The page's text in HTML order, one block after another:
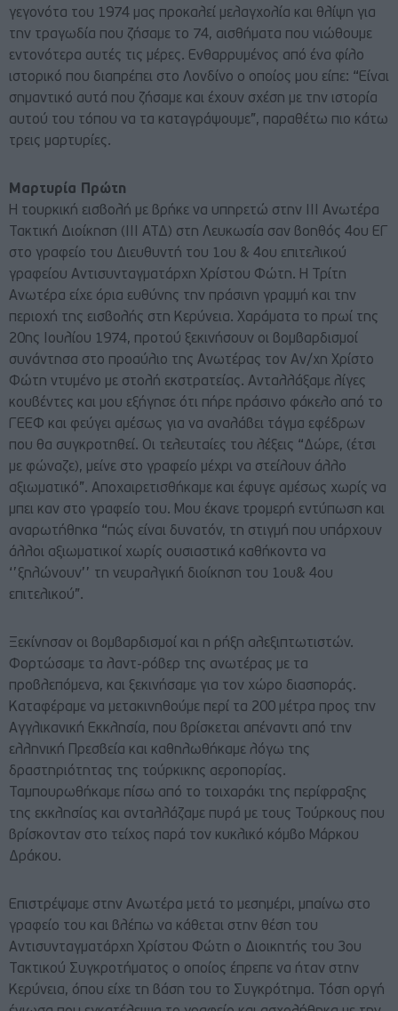
γεγονότα του 1974 μας προκαλεί μελαγχολία και θλίψη για
την τραγωδία που ζήσαμε το 74, αισθήματα που νιώθουμε
εντονότερα αυτές τις μέρες. Ενθαρρυμένος από ένα φίλο
ιστορικό που διαπρέπει στο Λονδίνο ο οποίος μου είπε: “Είναι
σημαντικό αυτά που ζήσαμε και έχουν σχέση με την ιστορία
αυτού του τόπου να τα καταγράψουμε”, παραθέτω πιο κάτω
τρεις μαρτυρίες.
Μαρτυρία Πρώτη
Η τουρκική εισβολή με βρήκε να υπηρετώ στην III Ανωτέρα
Τακτική Διοίκηση (III ΑΤΔ) στη Λευκωσία σαν βοηθός 4ου ΕΓ
στο γραφείο του Διευθυντή του 1ου & 4ου επιτελικού
γραφείου Αντισυνταγματάρχη Χρίστου Φώτη. Η Τρίτη
Ανωτέρα είχε όρια ευθύνης την πράσινη γραμμή και την
περιοχή της εισβολής στη Κερύνεια. Χαράματα το πρωί της
20ης Ιουλίου 1974, προτού ξεκινήσουν οι βομβαρδισμοί
συνάντησα στο προαύλιο της Ανωτέρας τον Αν/χη Χρίστο
Φώτη ντυμένο με στολή εκστρατείας. Ανταλλάξαμε λίγες
κουβέντες και μου εξήγησε ότι πήρε πράσινο φάκελο από το
ΓΕΕΦ και φεύγει αμέσως για να αναλάβει τάγμα εφέδρων
που θα συγκροτηθεί. Οι τελευταίες του λέξεις “Δώρε, (έτσι
με φώναζε), μείνε στο γραφείο μέχρι να στείλουν άλλο
αξιωματικό”. Αποχαιρετισθήκαμε και έφυγε αμέσως χωρίς να
μπει καν στο γραφείο του. Μου έκανε τρομερή εντύπωση και
αναρωτήθηκα “πώς είναι δυνατόν, τη στιγμή που υπάρχουν
άλλοι αξιωματικοί χωρίς ουσιαστικά καθήκοντα να
‘’ξηλώνουν’’ τη νευραλγική διοίκηση του 1ου& 4ου
επιτελικού”.
Ξεκίνησαν οι βομβαρδισμοί και η ρήξη αλεξιπτωτιστών.
Φορτώσαμε τα λαντ-ρόβερ της ανωτέρας με τα
προβλεπόμενα, και ξεκινήσαμε για τον χώρο διασποράς.
Καταφέραμε να μετακινηθούμε περί τα 200 μέτρα προς την
Αγγλικανική Εκκλησία, που βρίσκεται απέναντι από την
ελληνική Πρεσβεία και καθηλωθήκαμε λόγω της
δραστηριότητας της τούρκικης αεροπορίας.
Ταμπουρωθήκαμε πίσω από το τοιχαράκι της περίφραξης
της εκκλησίας και ανταλλάζαμε πυρά με τους Τούρκους που
βρίσκονταν στο τείχος παρά τον κυκλικό κόμβο Μάρκου
Δράκου.
Επιστρέψαμε στην Ανωτέρα μετά το μεσημέρι, μπαίνω στο
γραφείο του και βλέπω να κάθεται στην θέση του
Αντισυνταγματάρχη Χρίστου Φώτη ο Διοικητής του 3ου
Τακτικού Συγκροτήματος ο οποίος έπρεπε να ήταν στην
Κερύνεια, όπου είχε τη βάση του το Συγκρότημα. Τόση οργή